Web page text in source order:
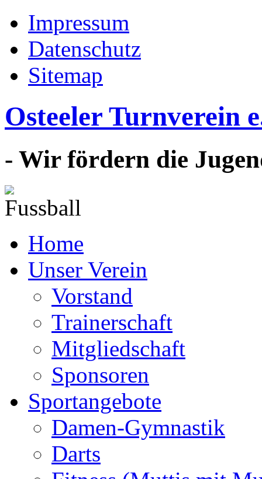
Impressum
Datenschutz
Sitemap
Osteeler Turnverein
- Wir fördern die
Home
Unser Verein
Vorstand
Trainerschaft
Mitgliedschaft
Sponsoren
Sportangebote
Damen-Gymnastik
Darts